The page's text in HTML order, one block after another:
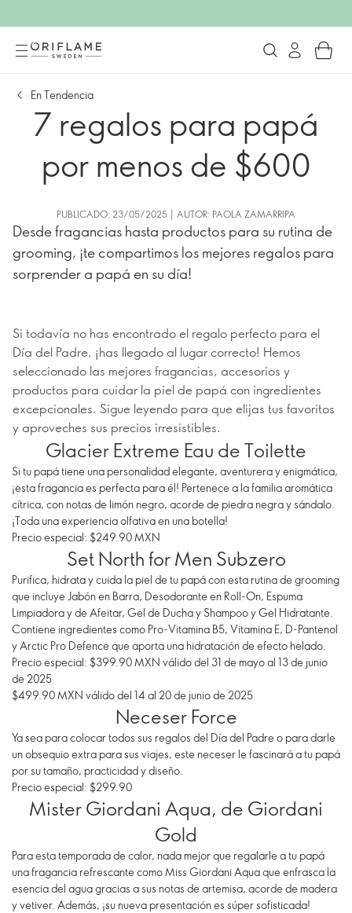
En Tendencia
7 regalos para papá
por menos de $600
PUBLICADO: 23/05/2025 | AUTOR: PAOLA ZAMARRIPA
Desde fragancias hasta productos para su rutina de
grooming, ¡te compartimos los mejores regalos para
sorprender a papá en su día!
Si todavía no has encontrado el regalo perfecto para el
Día del Padre, ¡has llegado al lugar correcto! Hemos
seleccionado las mejores fragancias, accesorios y
productos para cuidar la piel de papá con ingredientes
excepcionales. Sigue leyendo para que elijas tus favoritos
y aproveches sus precios irresistibles.
Glacier Extreme Eau de Toilette
Si tu papá tiene una personalidad elegante, aventurera y enigmática,
¡esta fragancia es perfecta para él! Pertenece a la familia aromática
cítrica, con notas de limón negro, acorde de piedra negra y sándalo.
¡Toda una experiencia olfativa en una botella!
Precio especial: $249.90 MXN
Set North for Men Subzero
Purifica, hidrata y cuida la piel de tu papá con esta rutina de grooming
que incluye Jabón en Barra, Desodorante en Roll-On, Espuma
Limpiadora y de Afeitar, Gel de Ducha y Shampoo y Gel Hidratante.
Contiene ingredientes como Pro-Vitamina B5, Vitamina E, D-Pantenol
y Arctic Pro Defence que aporta una hidratación de efecto helado.
Precio especial: $399.90 MXN válido del 31 de mayo al 13 de junio
de 2025
$499.90 MXN válido del 14 al 20 de junio de 2025
Neceser Force
Ya sea para colocar todos sus regalos del Día del Padre o para darle
un obsequio extra para sus viajes, este neceser le fascinará a tu papá
por su tamaño, practicidad y diseño.
Precio especial: $299.90
Mister Giordani Aqua, de Giordani
Gold
Para esta temporada de calor, nada mejor que regalarle a tu papá
una fragancia refrescante como Miss Giordani Aqua que enfrasca la
esencia del agua gracias a sus notas de artemisa, acorde de madera
y vetiver. Además, ¡su nueva presentación es súper sofisticada!